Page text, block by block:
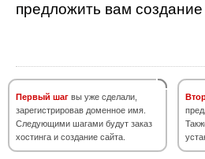
предложить вам
Первый шаг вы уже сделали,
зарегистрировав доменное имя.
Следующими шагами будут заказ
хостинга и создание сайта.